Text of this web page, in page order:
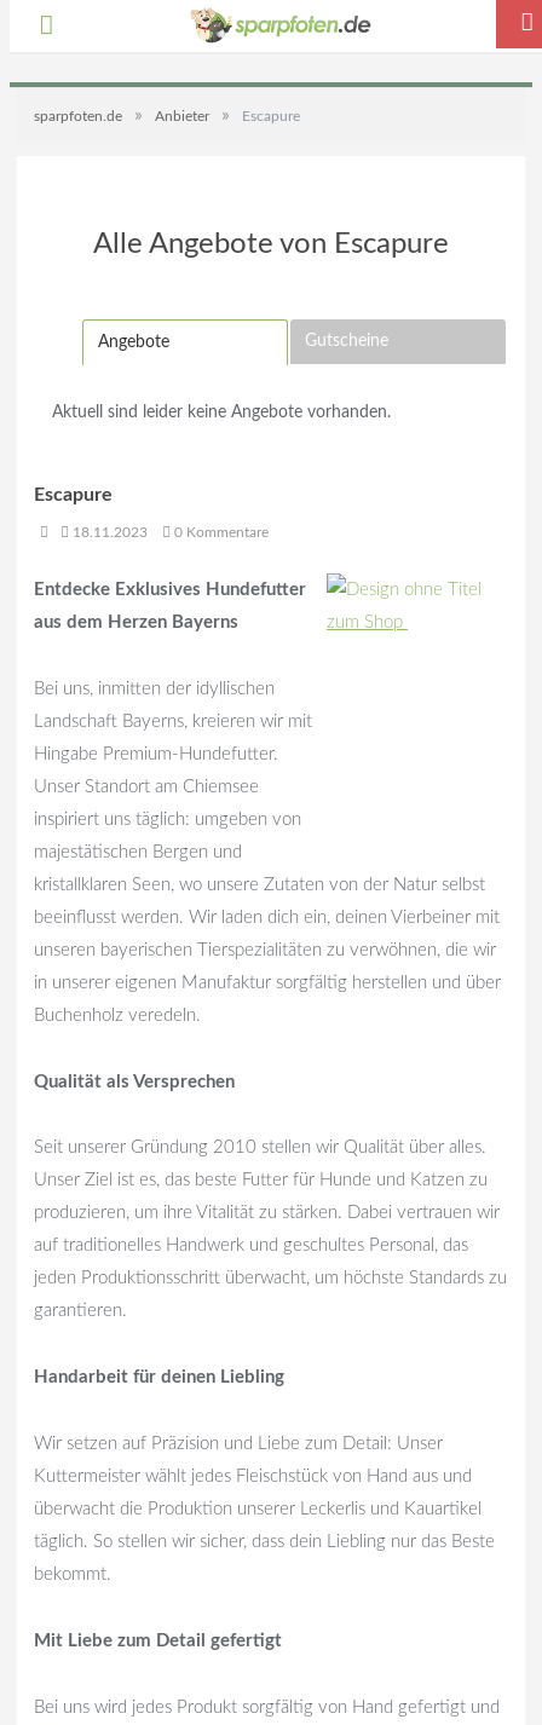
sparpfoten.de » Anbieter » Escapure
Alle Angebote von Escapure
Angebote Gutscheine
Aktuell sind leider keine Angebote vorhanden.
Escapure
18.11.2023 0 Kommentare
zum Shop
Entdecke Exklusives Hundefutter
aus dem Herzen Bayerns
Bei uns, inmitten der idyllischen
Landschaft Bayerns, kreieren wir mit
Hingabe Premium-Hundefutter.
Unser Standort am Chiemsee
inspiriert uns täglich: umgeben von
majestätischen Bergen und
kristallklaren Seen, wo unsere Zutaten von der Natur selbst
beeinflusst werden. Wir laden dich ein, deinen Vierbeiner mit
unseren bayerischen Tierspezialitäten zu verwöhnen, die wir
in unserer eigenen Manufaktur sorgfältig herstellen und über
Buchenholz veredeln.
Qualität als Versprechen
Seit unserer Gründung 2010 stellen wir Qualität über alles.
Unser Ziel ist es, das beste Futter für Hunde und Katzen zu
produzieren, um ihre Vitalität zu stärken. Dabei vertrauen wir
auf traditionelles Handwerk und geschultes Personal, das
jeden Produktionsschritt überwacht, um höchste Standards zu
garantieren.
Handarbeit für deinen Liebling
Wir setzen auf Präzision und Liebe zum Detail: Unser
Kuttermeister wählt jedes Fleischstück von Hand aus und
überwacht die Produktion unserer Leckerlis und Kauartikel
täglich. So stellen wir sicher, dass dein Liebling nur das Beste
bekommt.
Mit Liebe zum Detail gefertigt
Bei uns wird jedes Produkt sorgfältig von Hand gefertigt und